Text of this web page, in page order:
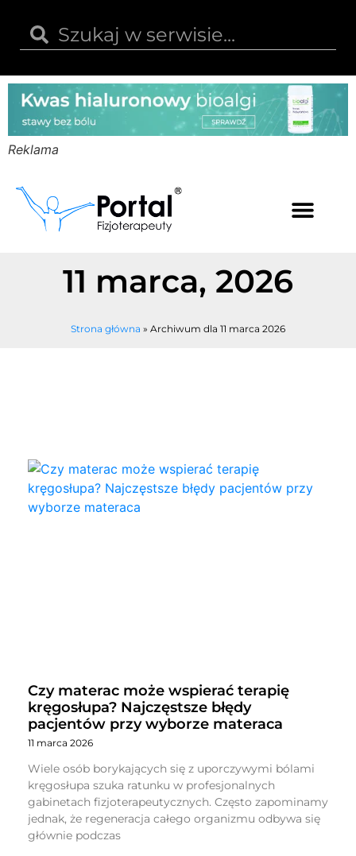
Reklama
11 marca, 2026
Strona główna » Archiwum dla 11 marca 2026
Czy materac może wspierać terapię
kręgosłupa? Najczęstsze błędy
pacjentów przy wyborze materaca
11 marca 2026
Wiele osób borykających się z uporczywymi bólami
kręgosłupa szuka ratunku w profesjonalnych
gabinetach fizjoterapeutycznych. Często zapominamy
jednak, że regeneracja całego organizmu odbywa się
głównie podczas